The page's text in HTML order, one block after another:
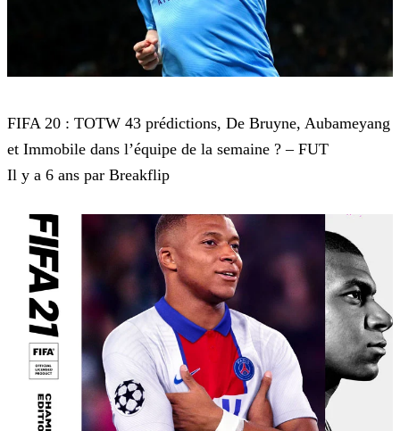
FIFA 20 : TOTW 43 prédictions, De Bruyne, Aubameyang
et Immobile dans l’équipe de la semaine ? – FUT
Il y a 6 ans par Breakflip